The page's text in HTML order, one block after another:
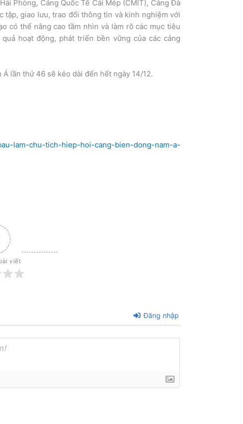
Phòng, Cảng Quốc Tế Cái Mép (CMIT), Cảng Đà
tập, giao lưu, trao đổi thông tin và kinh nghiệm với
có thể nâng cao tầm nhìn và làm rõ các mục tiêu
hoạt động, phát triển bền vững của các cảng
lần thứ 46 sẽ kéo dài đến hết ngày 14/12.
lam-chu-tich-hiep-hoi-cang-bien-dong-nam-a-
viết
Đăng nhập